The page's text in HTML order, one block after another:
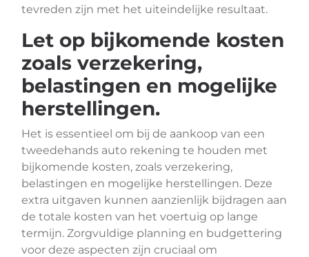
tevreden zijn met het uiteindelijke resultaat.
Let op bijkomende kosten
zoals verzekering,
belastingen en mogelijke
herstellingen.
Het is essentieel om bij de aankoop van een
tweedehands auto rekening te houden met
bijkomende kosten, zoals verzekering,
belastingen en mogelijke herstellingen. Deze
extra uitgaven kunnen aanzienlijk bijdragen aan
de totale kosten van het voertuig op lange
termijn. Zorgvuldige planning en budgettering
voor deze aspecten zijn cruciaal om